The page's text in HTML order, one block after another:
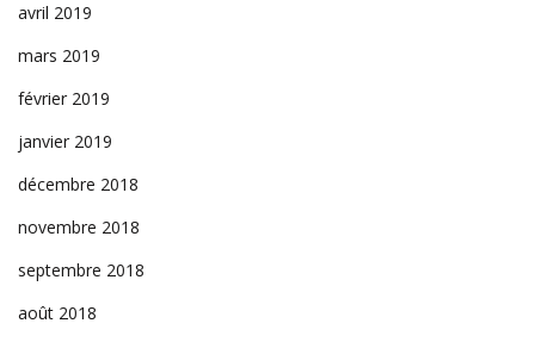
avril 2019
mars 2019
février 2019
janvier 2019
décembre 2018
novembre 2018
septembre 2018
août 2018